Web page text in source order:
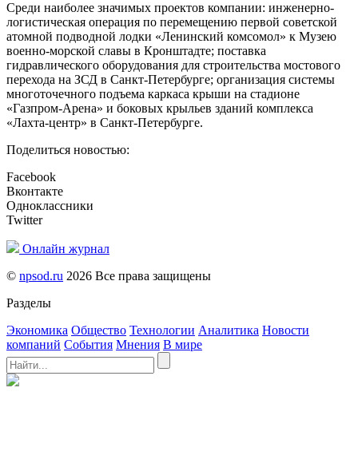
Среди наиболее значимых проектов компании: инженерно-
логистическая операция по перемещению первой советской
атомной подводной лодки «Ленинский комсомол» к Музею
военно-морской славы в Кронштадте; поставка
гидравлического оборудования для строительства мостового
перехода на ЗСД в Санкт-Петербурге; организация системы
многоточечного подъема каркаса крыши на стадионе
«Газпром-Арена» и боковых крыльев зданий комплекса
«Лахта-центр» в Санкт-Петербурге.
Поделиться новостью:
Facebook
Вконтакте
Одноклассники
Twitter
Онлайн журнал
© npsod.ru 2026 Все права защищены
Разделы
Экономика Общество Технологии Аналитика Новости
компаний События Мнения В мире